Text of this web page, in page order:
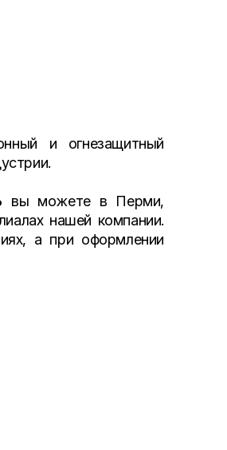
и огнезащитный
вы можете в Перми,
нашей компании.
а при оформлении